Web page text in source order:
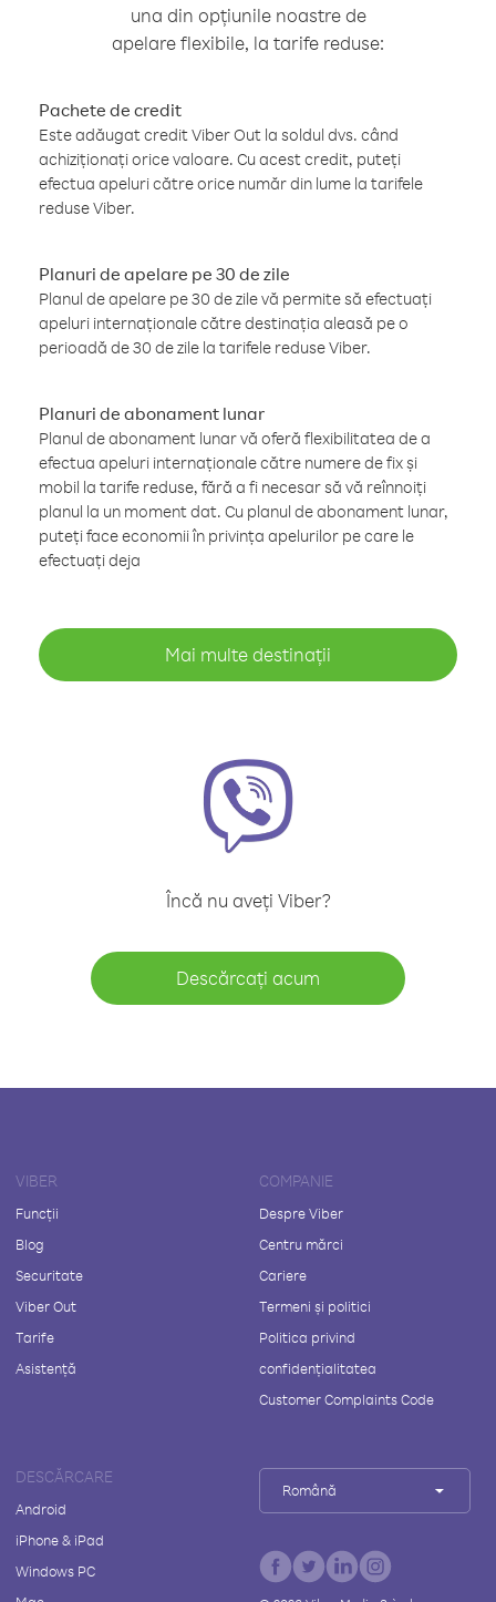
una din opțiunile noastre de
apelare flexibile, la tarife reduse:
Pachete de credit
Este adăugat credit Viber Out la soldul dvs. când
achiziționați orice valoare. Cu acest credit, puteți
efectua apeluri către orice număr din lume la tarifele
reduse Viber.
Planuri de apelare pe 30 de zile
Planul de apelare pe 30 de zile vă permite să efectuați
apeluri internaționale către destinația aleasă pe o
perioadă de 30 de zile la tarifele reduse Viber.
Planuri de abonament lunar
Planul de abonament lunar vă oferă flexibilitatea de a
efectua apeluri internaționale către numere de fix și
mobil la tarife reduse, fără a fi necesar să vă reînnoiți
planul la un moment dat. Cu planul de abonament lunar,
puteți face economii în privința apelurilor pe care le
efectuați deja
Mai multe destinații
Încă nu aveți Viber?
Descărcați acum
VIBER
Funcții
Blog
Securitate
Viber Out
Tarife
Asistență
COMPANIE
Despre Viber
Centru mărci
Cariere
Termeni și politici
Politica privind
confidențialitatea
Customer Complaints Code
DESCĂRCARE
Android
iPhone & iPad
Windows PC
Română